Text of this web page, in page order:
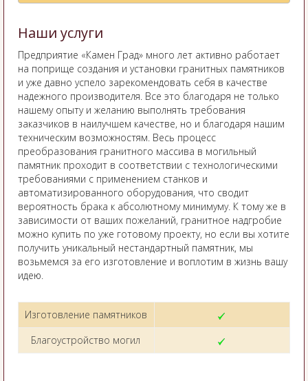
Наши услуги
Предприятие «Камен Град» много лет активно работает
на поприще создания и установки гранитных памятников
и уже давно успело зарекомендовать себя в качестве
надежного производителя. Все это благодаря не только
нашему опыту и желанию выполнять требования
заказчиков в наилучшем качестве, но и благодаря нашим
техническим возможностям. Весь процесс
преобразования гранитного массива в могильный
памятник проходит в соответствии с технологическими
требованиями с применением станков и
автоматизированного оборудования, что сводит
вероятность брака к абсолютному минимуму. К тому же в
зависимости от ваших пожеланий, гранитное надгробие
можно купить по уже готовому проекту, но если вы хотите
получить уникальный нестандартный памятник, мы
возьмемся за его изготовление и воплотим в жизнь вашу
идею.
Изготовление памятников
Благоустройство могил